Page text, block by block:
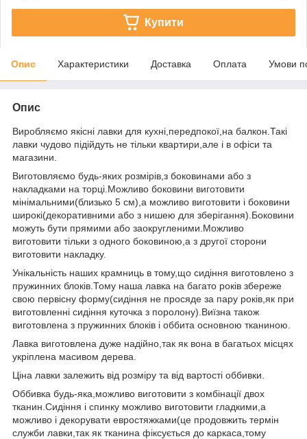
Купити
Опис Характеристики Доставка Оплата Умови
Опис
Виробляємо якісні лавки для кухні,передпокої,на балкон.Такі
лавки чудово підійдуть не тільки квартири,але і в офіси та
магазини.
Виготовляємо будь-яких розмірів,з боковинами або з
накладками на торці.Можливо боковини виготовити
мінімальними(близько 5 см),а можливо виготовити і боковини
широкі(декоративними або з нишею для зберігання).Боковини
можуть бути прямими або заокругленими.Можливо
виготовити тільки з одного боковиною,а з другої сторони
виготовити накладку.
Унікальність наших крамниць в тому,що сидіння виготовлено з
пружинних блоків.Тому наша лавка на багато років збереже
свою первісну форму(сидіння не просяде за пару років,як при
виготовленні сидіння куточка з поролону).Виїзна також
виготовлена з пружинних блоків і оббита основною тканиною.
Лавка виготовлена дуже надійно,так як вона в багатьох місцях
укріплена масивом дерева.
Ціна лавки залежить від розміру та від вартості оббивки.
Оббивка будь-яка,можливо виготовити з комбінації двох
тканин.Сидіння і спинку можливо виготовити гладкими,а
можливо і декорувати евростяжками(це продовжить термін
служби лавки,так як тканина фіксується до каркаса,тому